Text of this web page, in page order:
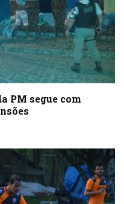
PM segue com